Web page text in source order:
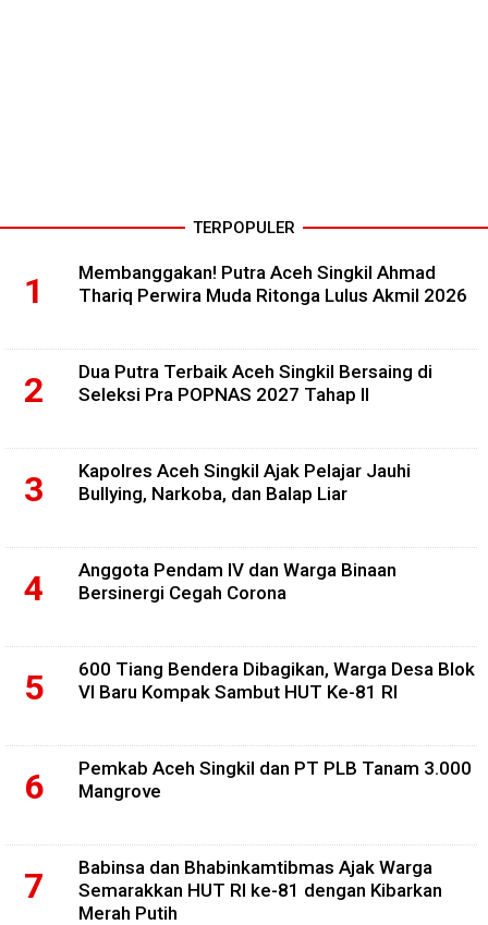
TERPOPULER
Membanggakan! Putra Aceh Singkil Ahmad
Thariq Perwira Muda Ritonga Lulus Akmil 2026
Dua Putra Terbaik Aceh Singkil Bersaing di
Seleksi Pra POPNAS 2027 Tahap II
Kapolres Aceh Singkil Ajak Pelajar Jauhi
Bullying, Narkoba, dan Balap Liar
Anggota Pendam IV dan Warga Binaan
Bersinergi Cegah Corona
600 Tiang Bendera Dibagikan, Warga Desa Blok
VI Baru Kompak Sambut HUT Ke-81 RI
Pemkab Aceh Singkil dan PT PLB Tanam 3.000
Mangrove
Babinsa dan Bhabinkamtibmas Ajak Warga
Semarakkan HUT RI ke-81 dengan Kibarkan
Merah Putih